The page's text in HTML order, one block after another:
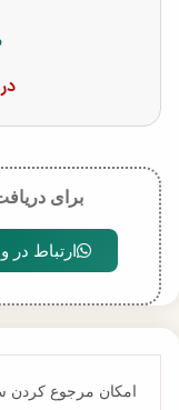
برای
ارتباط در
امکان مرجوع کردن